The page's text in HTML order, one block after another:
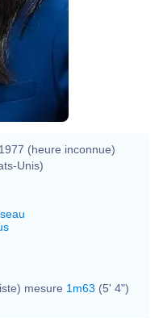
1977 (heure inconnue)
Unis)
mesure 1m63 (5' 4")